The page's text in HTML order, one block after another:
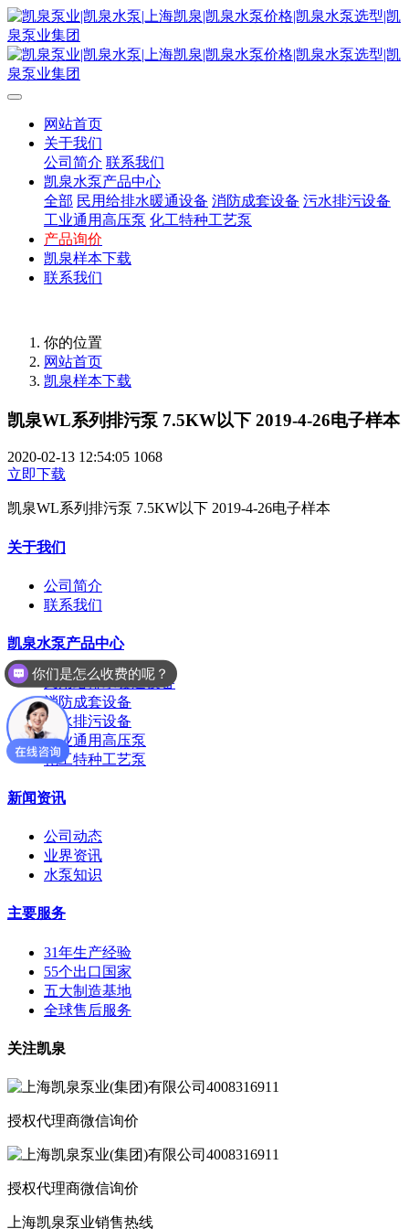
网站首页
关于我们
公司简介 联系我们
凯泉水泵产品中心
全部 民用给排水暖通设备 消防成套设备 污水排污设备
工业通用高压泵 化工特种工艺泵
产品询价
凯泉样本下载
联系我们
你的位置
网站首页
凯泉样本下载
凯泉WL系列排污泵 7.5KW以下 2019-4-26电子样本
2020-02-13 12:54:05 1068
立即下载
凯泉WL系列排污泵 7.5KW以下 2019-4-26电子样本
关于我们
公司简介
联系我们
凯泉水泵产品中心
民用给排水暖通设备
消防成套设备
污水排污设备
工业通用高压泵
化工特种工艺泵
新闻资讯
公司动态
业界资讯
水泵知识
主要服务
31年生产经验
55个出口国家
五大制造基地
全球售后服务
关注凯泉
授权代理商微信询价
授权代理商微信询价
上海凯泉泵业销售热线
你们是怎么收费的呢？